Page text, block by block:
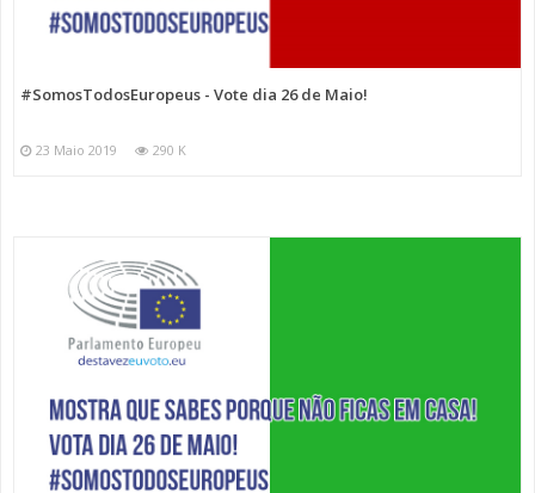
#SomosTodosEuropeus - Vote dia 26 de Maio!
23 Maio 2019 290 K